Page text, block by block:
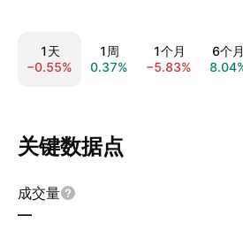
1天
−0.55%
1周
0.37%
1个月
−5.83%
6个月
关键数据点
成交量
—